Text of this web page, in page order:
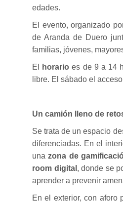
edades.
El evento, organizado
de Aranda de Duero
familias, jóvenes,
El horarioes de 9 a 14
libre. El sábado el
Un camión lleno de
Se trata de un espacio
diferenciadas. En el
unazona de
room digital , donde se
aprender a prevenir
En el exterior, con aforo